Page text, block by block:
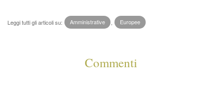
Leggi tutti gli articoli su: Amministrative Europee
Commenti